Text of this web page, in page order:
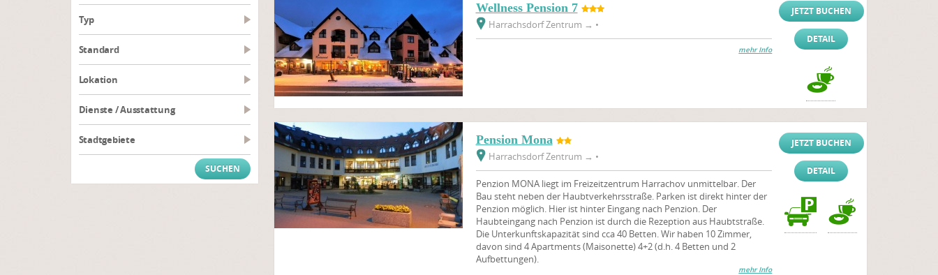
Typ
Standard
Lokation
Dienste / Ausstattung
Stadtgebiete
Wellness Pension 7
Harrachsdorf Zentrum → •
mehr Info
JETZT BUCHEN
DETAIL
Pension Mona
Harrachsdorf Zentrum → •
Penzion MONA liegt im Freizeitzentrum Harrachov unmittelbar. Der
Bau steht neben der Haubtverkehrsstraße. Parken ist direkt hinter der
Penzion möglich. Hier ist hinter Eingang nach Penzion. Der
Haubteingang nach Penzion ist durch die Rezeption aus Haubtstraße.
Die Unterkunftskapazität sind cca 40 Betten. Wir haben 10 Zimmer,
davon sind 4 Apartments (Maisonette) 4+2 (d.h. 4 Betten und 2
Aufbettungen).
mehr Info
JETZT BUCHEN
DETAIL